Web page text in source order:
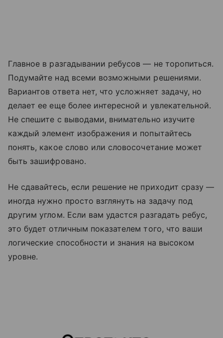
Главное в разгадывании ребусов — не торопиться.
Подумайте над всеми возможными решениями.
Вариантов ответа нет, что усложняет задачу, но
делает ее еще более интересной и увлекательной.
Не спешите с выводами, внимательно изучите
каждый элемент изображения и попытайтесь
понять, какое слово или словосочетание может
быть зашифровано.
Не сдавайтесь, если решение не приходит сразу —
иногда нужно просто взглянуть на задачу под
другим углом. Если вам удастся разгадать ребус,
это будет отличным показателем того, что ваши
логические способности и знания на высоком
уровне.